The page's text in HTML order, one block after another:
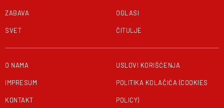
ZABAVA
SVET
OGLASI
ČITULJE
O NAMA
IMPRESUM
KONTAKT
USLOVI KORIŠĆENJA
POLITIKA KOLAČIĆA (COOKIES
POLICY)